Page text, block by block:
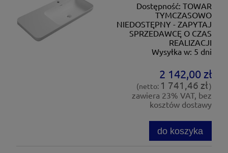
Dostępność: TOWAR
TYMCZASOWO
NIEDOSTĘPNY - ZAPYTAJ
SPRZEDAWCĘ O CZAS
REALIZACJI
Wysyłka w: 5 dni
2 142,00 zł
(netto: 1 741,46 zł)
zawiera 23% VAT, bez
kosztów dostawy
do koszyka